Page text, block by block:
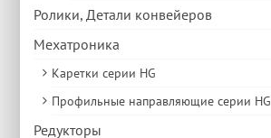
Ролики, Детали конвейеров
Мехатроника
Каретки серии HG
Профильные направляющие серии HG
Редукторы